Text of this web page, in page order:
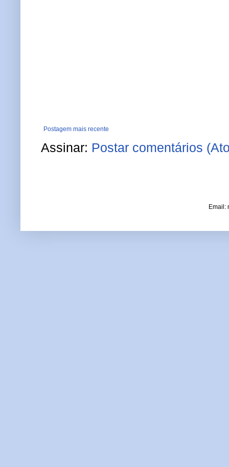
Postagem mais recente
Assinar: Postar comentários
Email: